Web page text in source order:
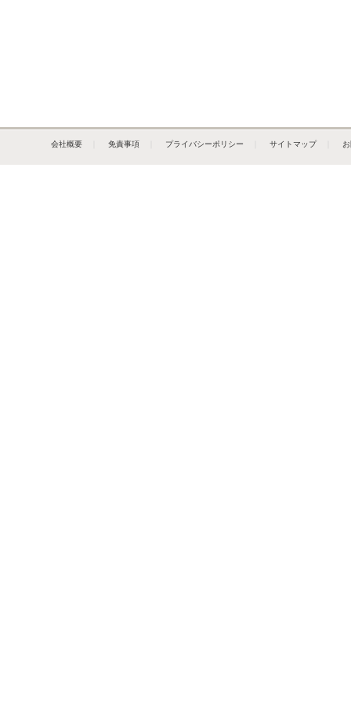
会社概要 免責事項 プライバシーポリシー サイトマップ｜